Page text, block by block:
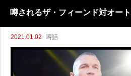
噂されるザ・フィーンド対オー
2021.01.02 噂話